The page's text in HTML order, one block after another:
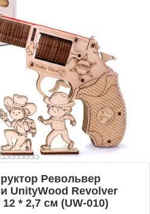
Револьвер
UnityWood Revolver
* 2,7 см (UW-010)